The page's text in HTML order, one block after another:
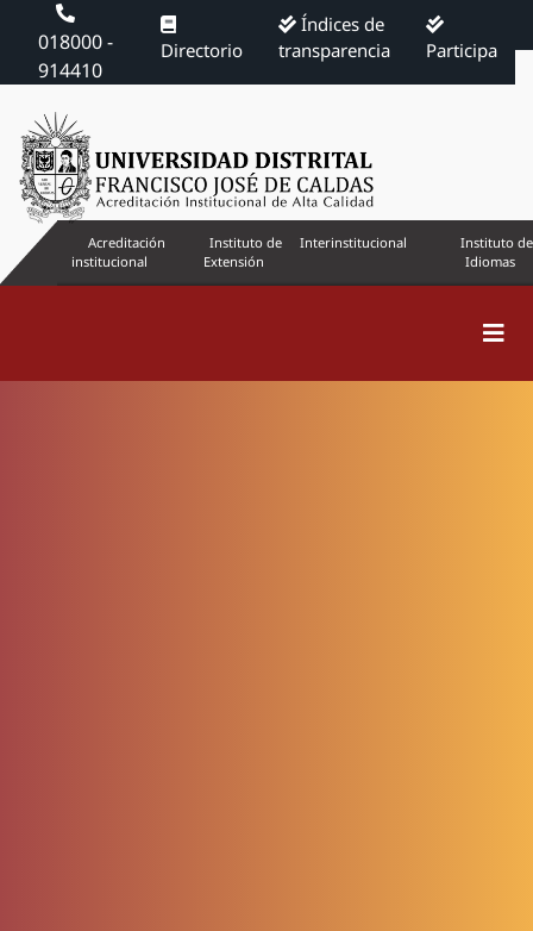
018000 -
914410
Directorio
Índices de
transparencia
Participa
Acreditación
institucional
Instituto de
Extensión
Interinstitucional
Instituto de
Idiomas